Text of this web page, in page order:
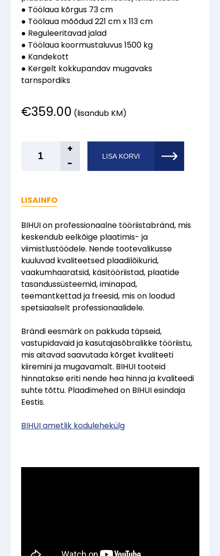
● Töölaua kõrgus 73 cm
● Töölaua mõõdud 221 cm x 113 cm
● Reguleeritavad jalad
● Töölaua koormustaluvus 1500 kg
● Kandekott
● Kergelt kokkupandav mugavaks
tarnspordiks
€359.00 (lisandub KM)
Liigend
113
kogus
+
-
LISA KORVI
LISAINFO
BIHUI on professionaalne tööriistabränd, mis
keskendub eelkõige plaatimis- ja
viimistlustöödele. Nende tootevalikusse
kuuluvad kvaliteetsed plaadilõikurid,
vaakumhaaratsid, käsitööriistad, plaatide
tasandussüsteemid, iminapad,
teemantkettad ja freesid, mis on loodud
spetsiaalselt professionaalidele.
Brändi eesmärk on pakkuda täpseid,
vastupidavaid ja kasutajasõbralikke tööriistu,
mis aitavad saavutada kõrget kvaliteeti
kiiremini ja mugavamalt. BIHUI tooteid
hinnatakse eriti nende hea hinna ja kvaliteedi
suhte tõttu. Plaadimehed on BIHUI esindaja
Eestis.
BIHUI ametlik kodulehekülg